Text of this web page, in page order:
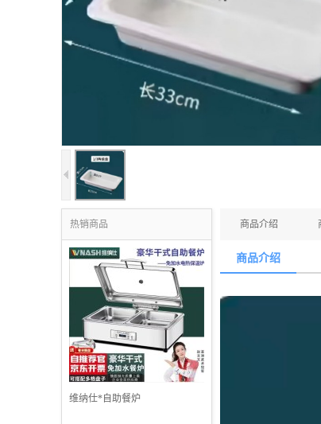
热销商品
维纳仕*自助餐炉
商品介绍
商品介绍